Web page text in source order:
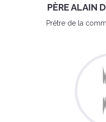
PÈRE ALAIN
Prêtre de la